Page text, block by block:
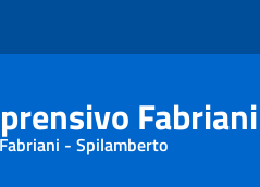
Fabriani
- Spilamberto